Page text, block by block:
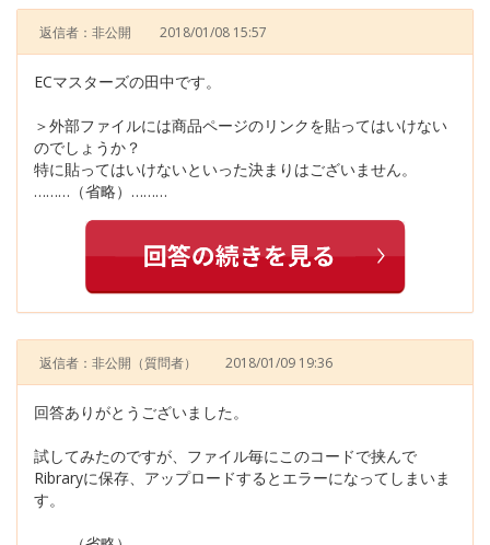
返信者：非公開 2018/01/08 15:57
ECマスターズの田中です。
＞外部ファイルには商品ページのリンクを貼ってはいけない
のでしょうか？
特に貼ってはいけないといった決まりはございません。
………（省略）………
返信者：非公開 （質問者） 2018/01/09 19:36
回答ありがとうございました。
試してみたのですが、ファイル毎にこのコードで挟んで
Ribraryに保存、アップロードするとエラーになってしまいま
す。